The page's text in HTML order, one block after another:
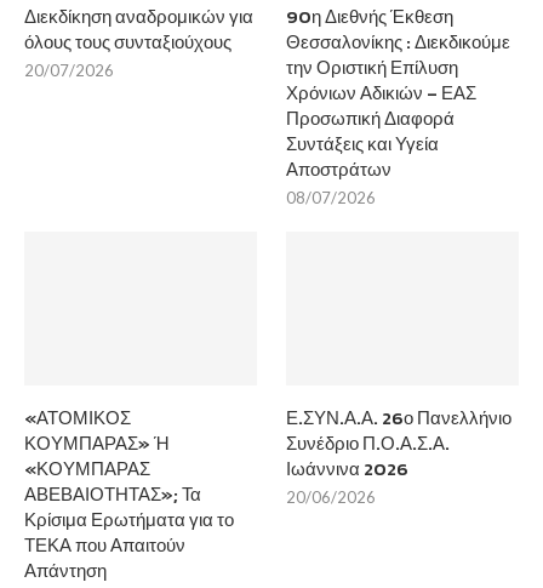
Διεκδίκηση αναδρομικών για
όλους τους συνταξιούχους
20/07/2026
90η Διεθνής Έκθεση
Θεσσαλονίκης : Διεκδικούμε
την Οριστική Επίλυση
Χρόνιων Αδικιών – ΕΑΣ
Προσωπική Διαφορά
Συντάξεις και Υγεία
Αποστράτων
08/07/2026
«ΑΤΟΜΙΚΟΣ
ΚΟΥΜΠΑΡΑΣ» Ή
«ΚΟΥΜΠΑΡΑΣ
ΑΒΕΒΑΙΟΤΗΤΑΣ»; Τα
Κρίσιμα Ερωτήματα για το
ΤΕΚΑ που Απαιτούν
Απάντηση
Ε.ΣΥΝ.Α.Α. 26ο Πανελλήνιο
Συνέδριο Π.Ο.Α.Σ.Α.
Ιωάννινα 2026
20/06/2026